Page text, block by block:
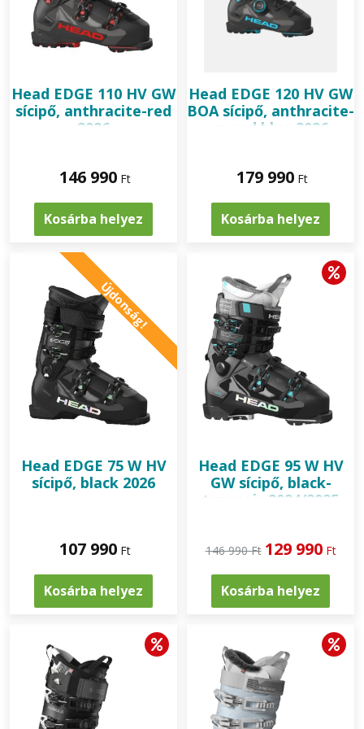
emelkedő pályáját és kedveltségét mutatja, hogy a „szlalom-
királynő” Maria Riesch, az „óriás-specialista Lindsey Vonn, és
szerzett vele.
Head EDGE 110 HV GW
sícipő, anthracite-red
2026
146 990 Ft
Kosárba helyez
Head EDGE 120 HV GW
BOA sícipő, anthracite-
speed blue 2026
179 990 Ft
Kosárba helyez
Újdonság!
Head EDGE 75 W HV
sícipő, black 2026
107 990 Ft
Kosárba helyez
Head EDGE 95 W HV
GW sícipő, black-
turquois 2024/2025
146 990 Ft 129 990 Ft
Kosárba helyez